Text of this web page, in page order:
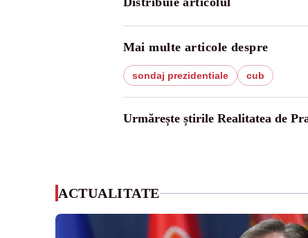
Mai multe articole despre
sondaj prezidentiale cub
Urmărește știrile Realitatea de
ACTUALITATE